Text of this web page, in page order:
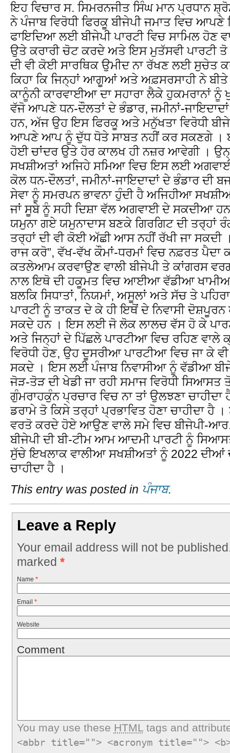
ਇਹ ਵਿਚਾਰ ਸ. ਸਿਮਰਨਜੀਤ ਸਿੰਘ ਮਾਨ ਪ੍ਰਧਾਨ
ਨੇ ਪੰਜਾਬ ਵਿਰੋਧੀ ਫਿਰਕੂ ਬੀਜੇਪੀ ਜਮਾਤ ਵਿਚ ਆਪਣੇ
ਫਾਇਦਿਆ ਲਈ ਬੀਜੇਪੀ ਪਾਰਟੀ ਵਿਚ ਸਾਮਿਲ
ਉਤੇ ਕਰਾਰੀ ਚੋਟ ਕਰਦੇ ਅਤੇ ਇਸ ਮੁਤੱਸਵੀ ਪਾਰਟੀ ਤੋ
ਦੀ ਵੀ ਕੋਈ ਸਾਰਥਿਕ ਉਮੀਦ ਨਾ ਰੱਖਣ ਲਈ ਸੁਚੇਤ
ਕਿਹਾ ਕਿ ਜਿਨ੍ਹਾਂ ਆਗੂਆਂ ਅਤੇ ਅਫ਼ਸਰਸਾਹੀ ਨੇ
ਕਾਨੂੰਨੀ ਕਾਰਵਾਈਆ ਦਾ ਸਹਾਰਾ ਲੈਕੇ ਹੁਕਮਰਾਨਾਂ
ਵੱਜੋ ਆਪਣੇ ਧਨ-ਦੌਲਤਾਂ ਦੇ ਭੰਡਾਰ, ਜਮੀਨਾਂ-
ਹਨ, ਅੱਜ ਉਹ ਇਸ ਫਿਰਕੂ ਅਤੇ ਮਨੁੱਖਤਾ ਵਿਰੋਧੀ
ਆਪਣੇ ਆਪ ਨੂੰ ਦੁੱਧ ਧੋਤੇ ਸਾਬਤ ਨਹੀਂ ਕਰ ਸਕਣਗੇ ।
ਹੋਈ ਚਾਂਦਰ ਉਤੇ ਹੋਰ ਕਾਲਖ ਹੀ ਨਜ਼ਰ ਆਵੇਗੀ ।
ਸਖਸ਼ੀਅਤਾਂ ਅਜਿਹੇ ਸਮਿਆ ਵਿਚ ਇਸ ਲਈ
ਕੋਲ ਧਨ-ਦੌਲਤਾਂ, ਜਮੀਨਾਂ-ਜਾਇਦਾਦਾਂ ਦੇ ਭੰਡਾਰ
ਸੇਵਾ ਨੂੰ ਸਮਰਪਨ ਭਾਵਨਾ ਹੁੰਦੀ ਹੈ ਅਜਿਹੀਆ
ਜਾਂ ਸੂਬੇ ਨੂੰ ਸਹੀ ਦਿਸ਼ਾ ਵੱਲ ਅਗਵਾਈ ਦੇ ਸਕਦੀਆ
ਯਮੁਨਾ ਗਏ ਯਮੁਨਾਦਾਸ ਬਣਕੇ ਗਿਰਗਿਟ ਦੀ ਤਰ੍ਹਾਂ
ਤਰ੍ਹਾਂ ਦੀ ਵੀ ਕੋਈ ਅੱਛੀ ਆਸ ਨਹੀਂ ਰੱਖੀ ਜਾ ਸਕਦੀ
ਰਾਜ ਕਰੋ”, ਵੱਖ-ਵੱਖ ਕੌਮਾਂ-ਧਰਮਾਂ ਵਿਚ ਨਫ਼ਰਤ ਪੈਦਾ
ਕਤਲੇਆਮ ਕਰਵਾਉਣ ਵਾਲੀ ਬੀਜੇਪੀ ਤੇ ਕਾਂਗਰਸ
ਨਾਲ ਇਥੋ ਦੀ ਹਕੂਮਤ ਵਿਚ ਆਈਆ ਵੱਡੀਆ ਖਾਮੀਆ
ਬਲਕਿ ਸਿਧਾਤਾਂ, ਨਿਯਮਾਂ, ਅਸੂਲਾਂ ਅਤੇ ਸੱਚ ਤੇ
ਪਾਰਟੀ ਨੂੰ ਤਾਕਤ ਦੇ ਕੇ ਹੀ ਇਥੋਂ ਦੇ ਨਿਵਾਸੀ
ਸਕਦੇ ਹਨ । ਇਸ ਲਈ ਜੋ ਲੋਕ ਲਾਲਚ ਵੱਸ ਹੋ ਕੇ
ਅਤੇ ਜਿਨ੍ਹਾਂ ਦੇ ਪਿੱਛਲੇ ਪਾਰਟੀਆ ਵਿਚ ਰਹਿਣ ਵਾਲੇ
ਵਿਰੋਧੀ ਹੋਣ, ਉਹ ਦੂਸਰੀਆ ਪਾਰਟੀਆ ਵਿਚ ਜਾ ਕੇ
ਸਕਦੇ । ਇਸ ਲਈ ਪੰਜਾਬ ਨਿਵਾਸੀਆ ਨੂੰ ਵੱਡੀਆ
ਜੋੜ-ਤੋੜ ਦੀ ਖੇਡੀ ਜਾ ਰਹੀ ਸਮਾਜ ਵਿਰੋਧੀ
ਗੁੰਮਰਾਹਕੁੰਨ ਪ੍ਰਚਾਰ ਵਿਚ ਨਾ ਤਾਂ ਉਲਝਣਾ
ਡਰਾਮੇ ਤੋ ਕਿਸੇ ਤਰ੍ਹਾਂ ਪ੍ਰਭਾਵਿਤ ਹੋਣਾ ਚਾਹੀਦਾ
ਵਰਤੋ ਕਰਦੇ ਹੋਏ ਆਉਣ ਵਾਲੇ ਸਮੇ ਵਿਚ ਬੀਜੇਪੀ-
ਬੀਜੇਪੀ ਦੀ ਬੀ-ਟੀਮ ਆਮ ਆਦਮੀ ਪਾਰਟੀ ਨੂੰ
ਸੁੱਚੇ ਇਖਲਾਕ ਵਾਲੀਆ ਸਖਸ਼ੀਅਤਾਂ ਨੂੰ 2022 ਦੀਆਂ
ਚਾਹੀਦਾ ਹੈ ।
This entry was posted in ਪੰਜਾਬ.
Leave a Reply
Your email address will not be
marked *
Name *
Email *
Website
Comment
You may use these HTMLtags and
<abbr title=""> <acronym title="">